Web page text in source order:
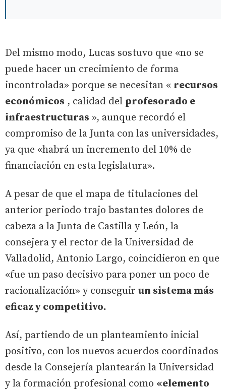
Del mismo modo, Lucas sostuvo que «no se
puede hacer un crecimiento de forma
incontrolada» porque se necesitan « recursos
económicos , calidad del profesorado e
infraestructuras », aunque recordó el
compromiso de la Junta con las universidades,
ya que «habrá un incremento del 10% de
financiación en esta legislatura».
A pesar de que el mapa de titulaciones del
anterior periodo trajo bastantes dolores de
cabeza a la Junta de Castilla y León, la
consejera y el rector de la Universidad de
Valladolid, Antonio Largo, coincidieron en que
«fue un paso decisivo para poner un poco de
racionalización» y conseguir un sistema más
eficaz y competitivo.
Así, partiendo de un planteamiento inicial
positivo, con los nuevos acuerdos coordinados
desde la Consejería plantearán la Universidad
y la formación profesional como «elemento